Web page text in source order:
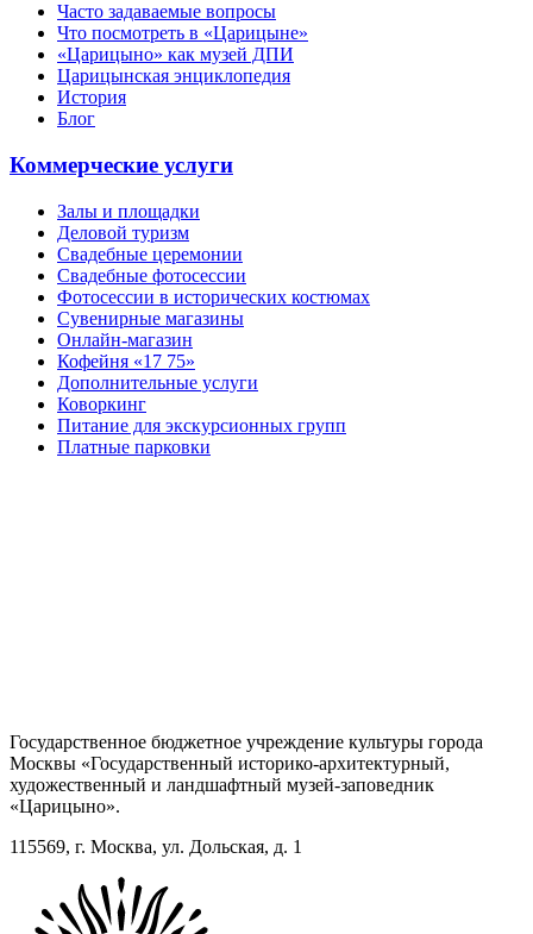
Часто задаваемые вопросы
Что посмотреть в «Царицыне»
«Царицыно» как музей ДПИ
Царицынская энциклопедия
История
Блог
Коммерческие услуги
Залы и площадки
Деловой туризм
Свадебные церемонии
Свадебные фотосессии
Фотосессии в исторических костюмах
Сувенирные магазины
Онлайн-магазин
Кофейня «17 75»
Дополнительные услуги
Коворкинг
Питание для экскурсионных групп
Платные парковки
Государственное бюджетное учреждение культуры города
Москвы «Государственный историко-архитектурный,
художественный и ландшафтный музей-заповедник
«Царицыно».
115569, г. Москва, ул. Дольская, д. 1